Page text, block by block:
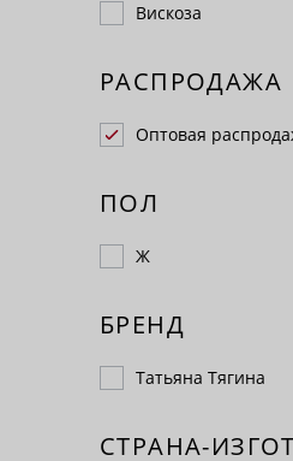
Вискоза
РАСПРОДАЖА
Оптовая
ПОЛ
Ж
БРЕНД
Татьяна Тягина
СТРАНА-